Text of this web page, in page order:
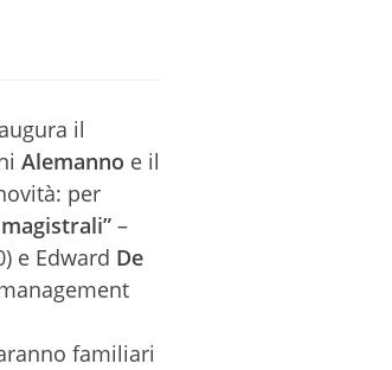
il
Alemanno e il
per
–
e Edward De
familiari